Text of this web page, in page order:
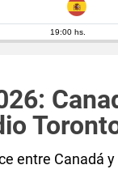
entre Canadá